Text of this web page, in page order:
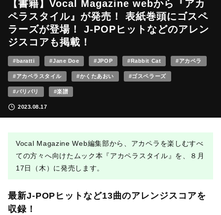
【書籍】Vocal Magazine webから『アカ
ペラスタイル』が発売！ 表紙巻頭にゴスペ
ラーズが登場！ J-POPヒットなどのアレン
ジスコアも掲載！
#baratti #Jane Doe #JPOP #Rabbit Cat #アカペラ
#アカペラスタイル #かくたあおい #ゴスペラーズ
#バリバリ #楽譜
2023.08.17
Vocal Magazine Web編集部から、アカペラを楽しむすべ
ての方々へ向けたムック本『アカペラスタイル』を、８月
17日（木）に発売します。
最新J-POPヒットなど13曲のアレンジスコアを
収録！